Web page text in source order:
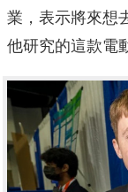
業，表示將來想
他研究的這款電